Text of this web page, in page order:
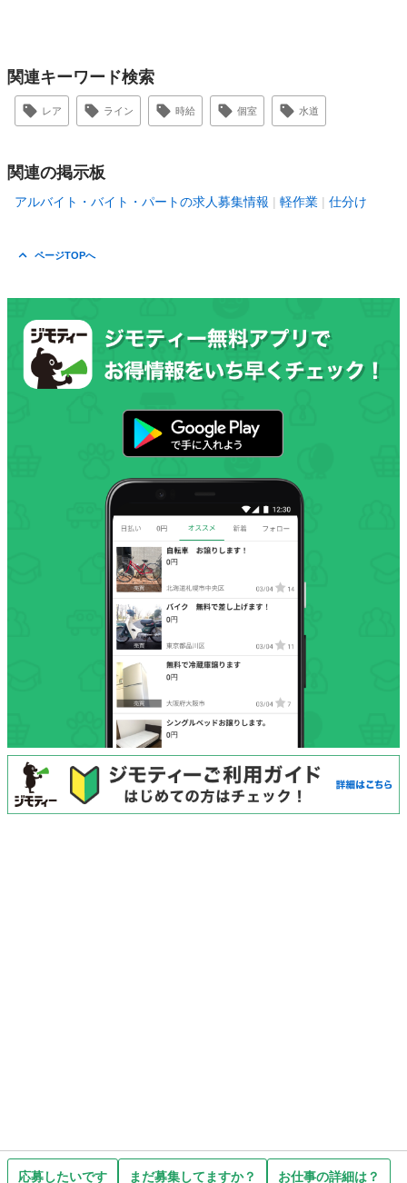
応募したいです まだ募集してますか？ お仕事の詳細は？
関連キーワード検索
レア ライン 時給 個室 水道
関連の掲示板
アルバイト・バイト・パートの求人募集情報 軽作業 仕分け
ページTOPへ